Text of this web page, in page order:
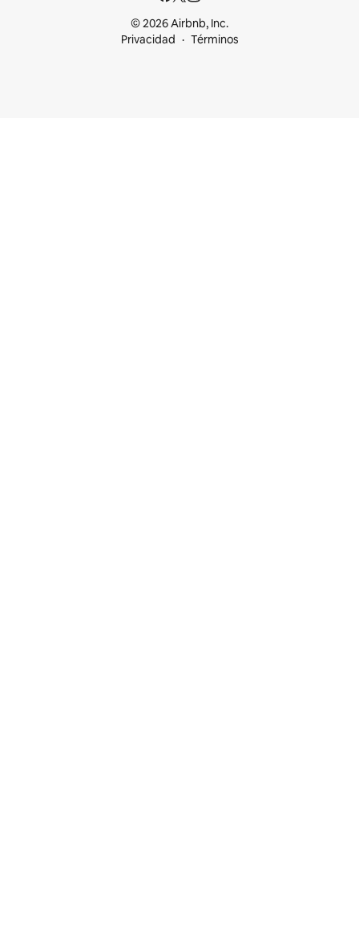
© 2026 Airbnb, Inc.
Privacidad
Términos